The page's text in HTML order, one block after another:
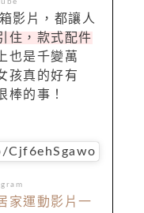
影片，都讓人
住，款式配件
也是千變萬
孩真的好有
棒的事！
家運動影片一